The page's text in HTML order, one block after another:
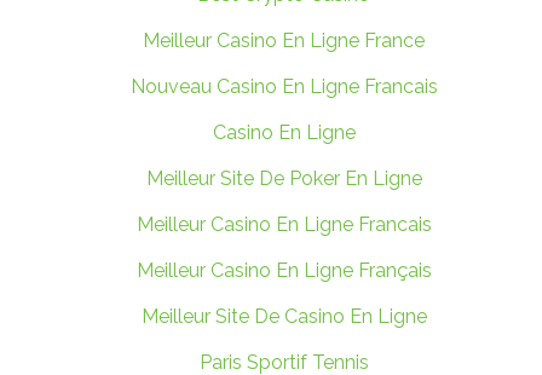
Meilleur Casino En Ligne France
Nouveau Casino En Ligne Francais
Casino En Ligne
Meilleur Site De Poker En Ligne
Meilleur Casino En Ligne Francais
Meilleur Casino En Ligne Français
Meilleur Site De Casino En Ligne
Paris Sportif Tennis